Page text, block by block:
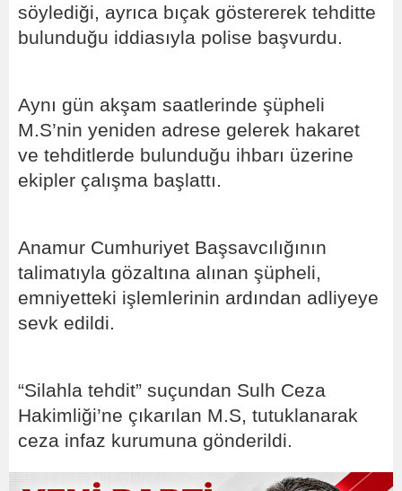
söylediği, ayrıca bıçak göstererek tehditte
bulunduğu iddiasıyla polise başvurdu.
Aynı gün akşam saatlerinde şüpheli
M.S’nin yeniden adrese gelerek hakaret
ve tehditlerde bulunduğu ihbarı üzerine
ekipler çalışma başlattı.
Anamur Cumhuriyet Başsavcılığının
talimatıyla gözaltına alınan şüpheli,
emniyetteki işlemlerinin ardından adliyeye
sevk edildi.
“Silahla tehdit” suçundan Sulh Ceza
Hakimliği’ne çıkarılan M.S, tutuklanarak
ceza infaz kurumuna gönderildi.